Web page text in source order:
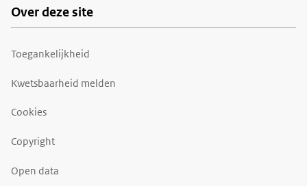
Over deze site
Toegankelijkheid
Kwetsbaarheid melden
Cookies
Copyright
Open data